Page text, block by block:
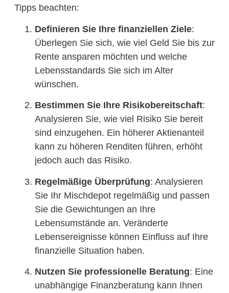
Tipps beachten:
Definieren Sie Ihre finanziellen Ziele:
Überlegen Sie sich, wie viel Geld Sie bis zur
Rente ansparen möchten und welche
Lebensstandards Sie sich im Alter
wünschen.
Bestimmen Sie Ihre Risikobereitschaft:
Analysieren Sie, wie viel Risiko Sie bereit
sind einzugehen. Ein höherer Aktienanteil
kann zu höheren Renditen führen, erhöht
jedoch auch das Risiko.
Regelmäßige Überprüfung: Analysieren
Sie Ihr Mischdepot regelmäßig und passen
Sie die Gewichtungen an Ihre
Lebensumstände an. Veränderte
Lebensereignisse können Einfluss auf Ihre
finanzielle Situation haben.
Nutzen Sie professionelle Beratung: Eine
unabhängige Finanzberatung kann Ihnen